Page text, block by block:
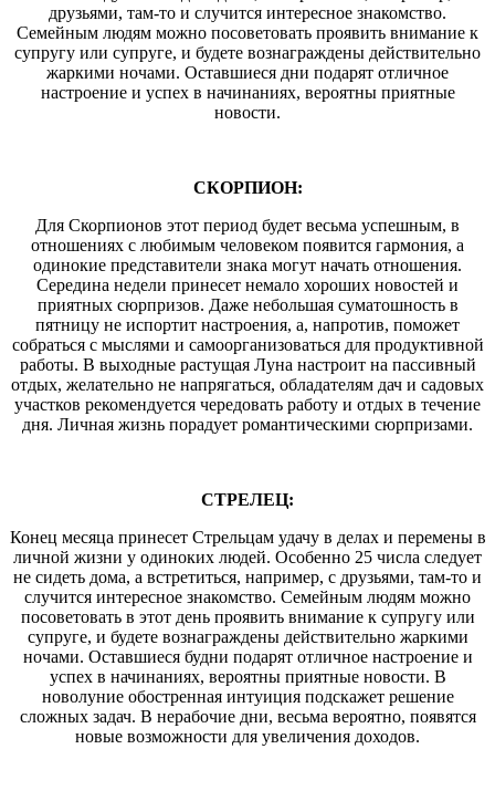
друзьями, там-то и случится интересное знакомство.
Семейным людям можно посоветовать проявить внимание к
супругу или супруге, и будете вознаграждены действительно
жаркими ночами. Оставшиеся дни подарят отличное
настроение и успех в начинаниях, вероятны приятные
новости.
СКОРПИОН:
Для Скорпионов этот период будет весьма успешным, в
отношениях с любимым человеком появится гармония, а
одинокие представители знака могут начать отношения.
Середина недели принесет немало хороших новостей и
приятных сюрпризов. Даже небольшая суматошность в
пятницу не испортит настроения, а, напротив, поможет
собраться с мыслями и самоорганизоваться для продуктивной
работы. В выходные растущая Луна настроит на пассивный
отдых, желательно не напрягаться, обладателям дач и садовых
участков рекомендуется чередовать работу и отдых в течение
дня. Личная жизнь порадует романтическими сюрпризами.
СТРЕЛЕЦ:
Конец месяца принесет Стрельцам удачу в делах и перемены в
личной жизни у одиноких людей. Особенно 25 числа следует
не сидеть дома, а встретиться, например, с друзьями, там-то и
случится интересное знакомство. Семейным людям можно
посоветовать в этот день проявить внимание к супругу или
супруге, и будете вознаграждены действительно жаркими
ночами. Оставшиеся будни подарят отличное настроение и
успех в начинаниях, вероятны приятные новости. В
новолуние обостренная интуиция подскажет решение
сложных задач. В нерабочие дни, весьма вероятно, появятся
новые возможности для увеличения доходов.